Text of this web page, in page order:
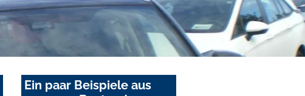
Ein paar Beispiele aus